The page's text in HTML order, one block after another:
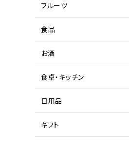
商品一覧
商品一覧
商品一覧
フルーツ
食品
お酒
食卓・キッチン
日用品
ギフト